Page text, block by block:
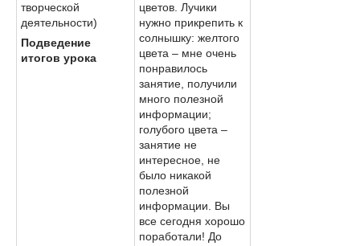
творческой
деятельности)
Подведение
итогов урока
цветов. Лучики
нужно прикрепить к
солнышку: желтого
цвета – мне очень
понравилось
занятие, получили
много полезной
информации;
голубого цвета –
занятие не
интересное, не
было никакой
полезной
информации. Вы
все сегодня хорошо
поработали! До